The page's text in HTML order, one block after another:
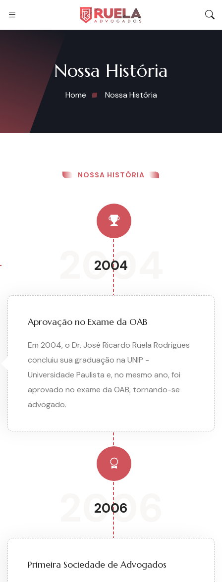
Nossa História
Home Nossa História
NOSSA HISTÓRIA
2004
2004
Aprovação no Exame da OAB
Em 2004, o Dr. José Ricardo Ruela Rodrigues
concluiu sua graduação na UNIP -
Universidade Paulista e, no mesmo ano, foi
aprovado no exame da OAB, tornando-se
advogado.
2006
2006
Primeira Sociedade de Advogados